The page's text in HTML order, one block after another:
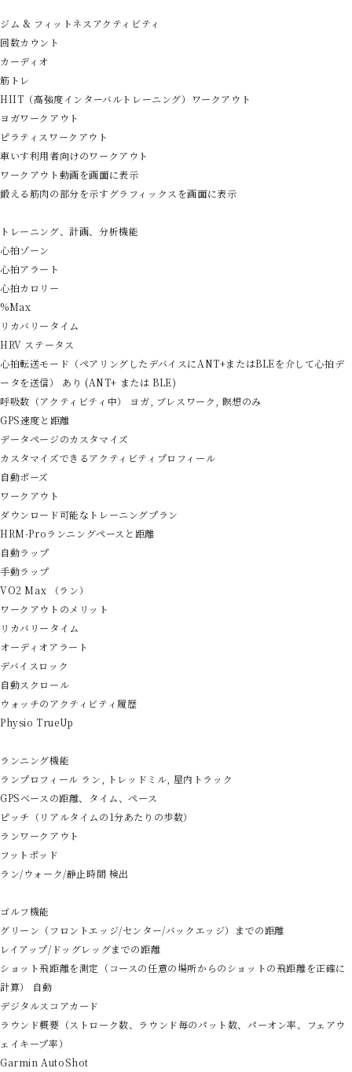
ジム & フィットネスアクティビティ
回数カウント
カーディオ
筋トレ
HIIT（高強度インターバルトレーニング）ワークアウト
ヨガワークアウト
ピラティスワークアウト
車いす利用者向けのワークアウト
ワークアウト動画を画面に表示
鍛える筋肉の部分を示すグラフィックスを画面に表示
トレーニング、計画、分析機能
心拍ゾーン
心拍アラート
心拍カロリー
%Max
リカバリータイム
HRV ステータス
心拍転送モード（ペアリングしたデバイスにANT+またはBLEを介して心拍デ
ータを送信） あり (ANT+ または BLE)
呼吸数（アクティビティ中） ヨガ, ブレスワーク, 瞑想のみ
GPS速度と距離
データページのカスタマイズ
カスタマイズできるアクティビティプロフィール
自動ポーズ
ワークアウト
ダウンロード可能なトレーニングプラン
HRM-Proランニングペースと距離
自動ラップ
手動ラップ
VO2 Max （ラン）
ワークアウトのメリット
リカバリータイム
オーディオアラート
デバイスロック
自動スクロール
ウォッチのアクティビティ履歴
Physio TrueUp
ランニング機能
ランプロフィール ラン, トレッドミル, 屋内トラック
GPSベースの距離、タイム、ペース
ピッチ（リアルタイムの1分あたりの歩数）
ランワークアウト
フットポッド
ラン/ウォーク/静止時間 検出
ゴルフ機能
グリーン（フロントエッジ/センター/バックエッジ）までの距離
レイアップ/ドッグレッグまでの距離
ショット飛距離を測定（コースの任意の場所からのショットの飛距離を正確に
計算） 自動
デジタルスコアカード
ラウンド概要（ストローク数、ラウンド毎のパット数、パーオン率、フェアウ
ェイキープ率）
Garmin AutoShot